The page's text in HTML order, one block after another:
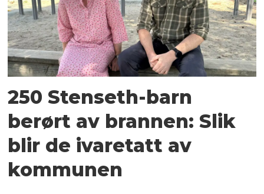
250 Stenseth-barn
berørt av brannen: Slik
blir de ivaretatt av
kommunen